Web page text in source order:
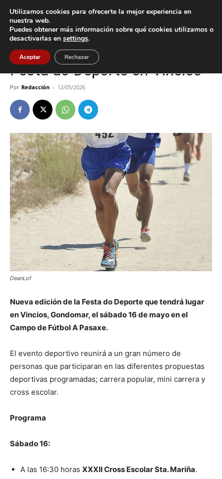
Inicio Deportes
Deportes Gondomar
Festa do Deporte en Vincios
Por Redacción - 12/05/2026
DeanLof
Nueva edición de la Festa do Deporte que tendrá lugar
en Vincios, Gondomar, el sábado 16 de mayo en el
Campo de Fútbol A Pasaxe.
El evento deportivo reunirá a un gran número de
personas que participaran en las diferentes propuestas
deportivas programadas; carrera popular, mini carrera y
cross escolar.
Programa
Sábado 16:
A las 16:30 horas XXXII Cross Escolar Sta. Mariña.
Utilizamos cookies para ofrecerte la mejor experiencia en
nuestra web.
Puedes obtener más información sobre qué cookies utilizamos o
desactivarlas en settings.
Aceptar Rechazar